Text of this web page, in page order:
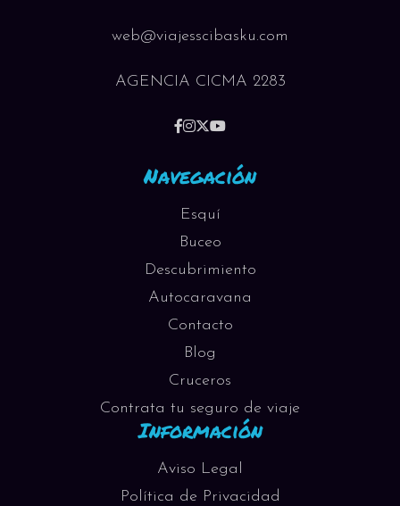
web@viajesscibasku.com
AGENCIA CICMA 2283
Navegación
Esquí
Buceo
Descubrimiento
Autocaravana
Contacto
Blog
Cruceros
Contrata tu seguro de viaje
Información
Aviso Legal
Política de Privacidad